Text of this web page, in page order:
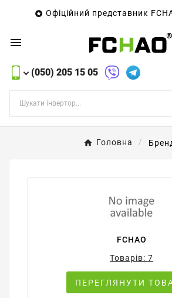
 Офіційний представник

(050) 205 15 05
Головна
FCHAO
Товарів: 7
ПЕРЕГЛЯНУТИ